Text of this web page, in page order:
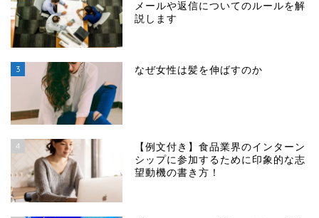
メールや返信についてのルールを解
説します
3 なぜ女性は髪を伸ばすのか
4
【例文付き】食品業界のインターン
シップに参加するために印象的な志
望動機の書き方！